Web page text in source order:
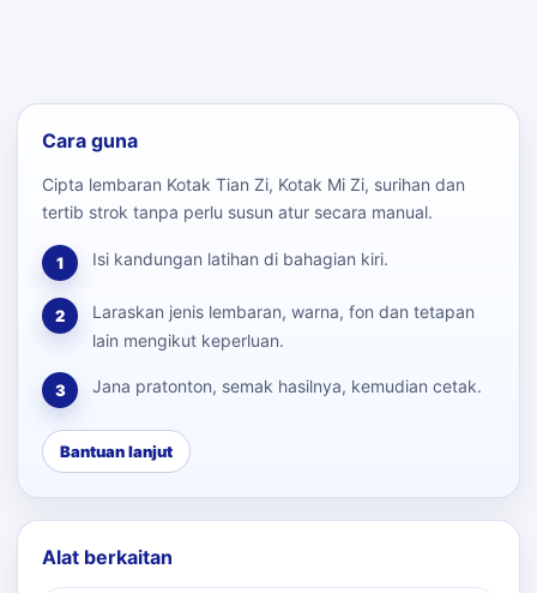
Cara guna
Cipta lembaran Kotak Tian Zi, Kotak Mi Zi, surihan dan
tertib strok tanpa perlu susun atur secara manual.
1 Isi kandungan latihan di bahagian kiri.
2
Laraskan jenis lembaran, warna, fon dan tetapan
lain mengikut keperluan.
3 Jana pratonton, semak hasilnya, kemudian cetak.
Bantuan lanjut
Alat berkaitan